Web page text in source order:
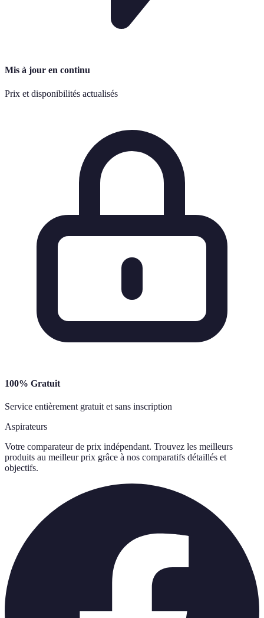
Mis à jour en continu
Prix et disponibilités actualisés
100% Gratuit
Service entièrement gratuit et sans inscription
Aspirateurs
Votre comparateur de prix indépendant. Trouvez les meilleurs
produits au meilleur prix grâce à nos comparatifs détaillés et
objectifs.